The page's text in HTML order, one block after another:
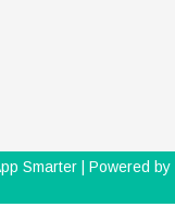
Smarter| Powered by